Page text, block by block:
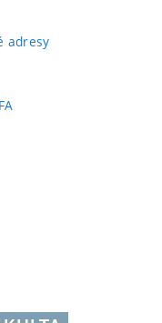
adresy